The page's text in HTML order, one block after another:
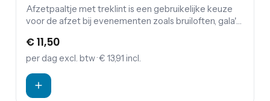
Afzetpaaltje met treklint is een gebruikelijke keuze
voor de afzet bij evenementen zoals bruiloften, gala's,
en in beperkte mate buiten worden gebruikt omdat
hij is gemaakt van roestvrij staal. De paal is voorzien
zwaarder weer recht blijft staan.
€ 11,50
per dag excl. btw· € 13,91 incl.